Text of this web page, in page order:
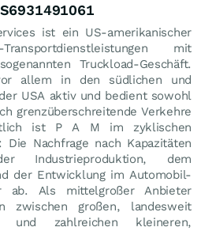
ist ein US-amerikanischer
mit
Truckload-Geschäft.
allem in den südlichen und
USA aktiv und bedient sowohl
grenzüberschreitende Verkehre
ist P A M im zyklischen
Nachfrage nach Kapazitäten
Industrieproduktion, dem
der Entwicklung im Automobil-
ab. Als mittelgroßer Anbieter
zwischen großen, landesweit
und zahlreichen kleineren,